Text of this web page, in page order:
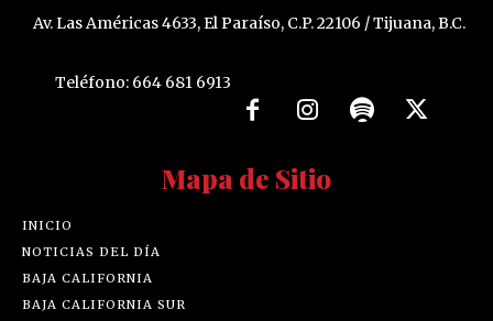
Av. Las Américas 4633, El Paraíso, C.P. 22106 / Tijuana, B.C.
Teléfono: 664 681 6913
Mapa de Sitio
INICIO
NOTICIAS DEL DÍA
BAJA CALIFORNIA
BAJA CALIFORNIA SUR